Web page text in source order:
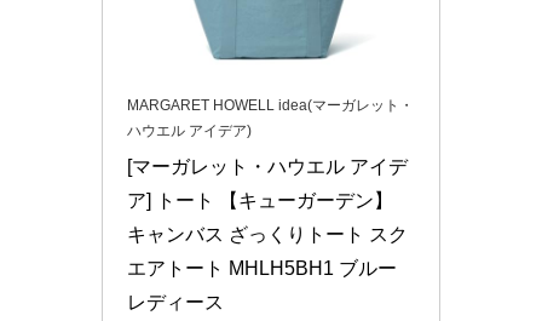
MARGARET HOWELL idea(マーガレット・
ハウエル アイデア)
[マーガレット・ハウエル アイデ
ア] トート 【キューガーデン】
キャンバス ざっくりトート スク
エアトート MHLH5BH1 ブルー
レディース